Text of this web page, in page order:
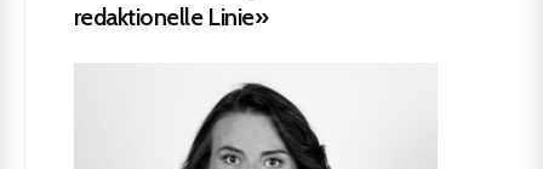
redaktionelle Linie»